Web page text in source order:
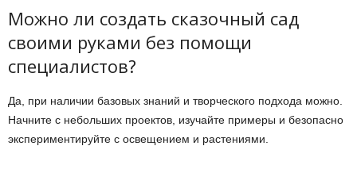
Можно ли создать сказочный сад
своими руками без помощи
специалистов?
Да, при наличии базовых знаний и творческого подхода можно.
Начните с небольших проектов, изучайте примеры и безопасно
экспериментируйте с освещением и растениями.